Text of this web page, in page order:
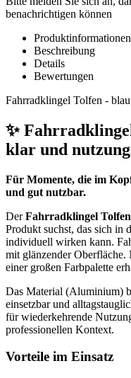
benachrichtigen können
Produktinformationen
Beschreibung
Details
Bewertungen
Fahrradklingel Tolfen - blau
✨
klar und
Für Momente, die im
und gut nutzbar.
DerFahrradklingel Tolfen
Produkt suchst, das sich in
individuell wirken kann.
mit glänzender
einer großen Farbpalette
Das Material (Aluminium)
einsetzbar und
für wiederkehrende
professionellen Kontext.
Vorteile im Einsatz